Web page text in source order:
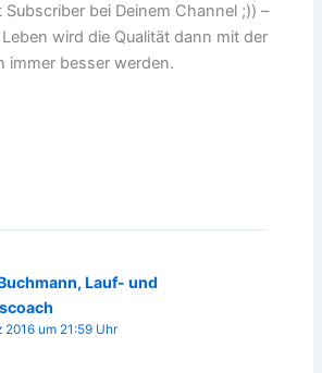
bei Deinem Channel ;)) –
wird die Qualität dann mit der
immer besser werden.
Lauf- und
2016 um 21:59 Uhr